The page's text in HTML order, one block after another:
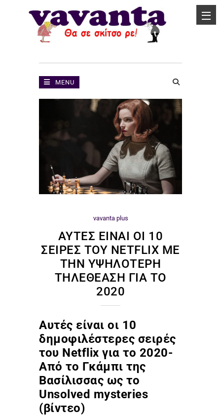
MENU
vavanta plus
ΑΥΤΈΣ ΕΊΝΑΙ ΟΙ 10
ΣΕΙΡΈΣ ΤΟΥ NETFLIX ΜΕ
ΤΗΝ ΥΨΗΛΌΤΕΡΗ
ΤΗΛΕΘΈΑΣΗ ΓΙΑ ΤΟ
2020
Αυτές είναι οι 10
δημοφιλέστερες σειρές
του Netflix για το 2020-
Από το Γκάμπι της
Βασίλισσας ως το
Unsolved mysteries
(βίντεο)